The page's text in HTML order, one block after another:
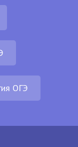
ОГЭ